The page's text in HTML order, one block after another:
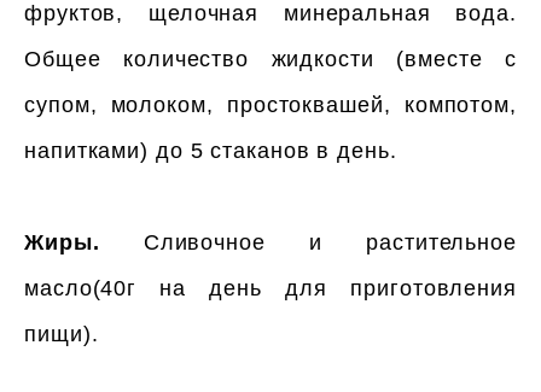
фруктов, щелочная минеральная вода.
Общее количество жидкости (вместе с
супом, молоком, простоквашей, компотом,
напитками) до 5 стаканов в день.
Жиры. Сливочное и растительное
масло(40г на день для приготовления
пищи).